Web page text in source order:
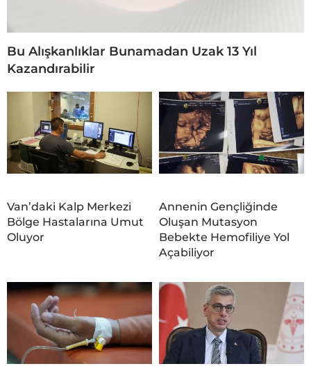
Bu Alışkanlıklar Bunamadan Uzak 13 Yıl
Kazandırabilir
Van’daki Kalp Merkezi
Bölge Hastalarına Umut
Oluyor
Annenin Gençliğinde
Oluşan Mutasyon
Bebekte Hemofiliye Yol
Açabiliyor